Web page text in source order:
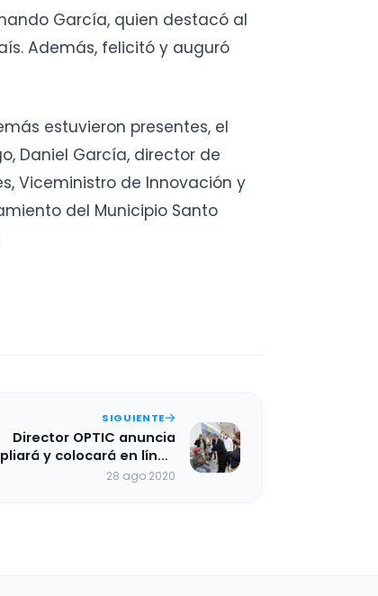
García, quien destacó al
Además, felicitó y auguró
estuvieron presentes, el
Daniel García, director de
Viceministro de Innovación y
del Municipio Santo
SIGUIENTE
Director OPTIC anuncia
y colocará en línea
Centro de Atención
28 ago 2020